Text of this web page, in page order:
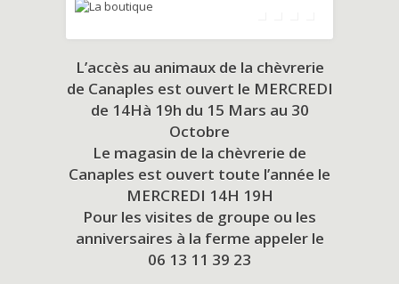
L’accès au animaux de la chèvrerie
de Canaples est ouvert le MERCREDI
de 14Hà 19h du 15 Mars au 30
Octobre
Le magasin de la chèvrerie de
Canaples est ouvert toute l’année le
MERCREDI 14H 19H
Pour les visites de groupe ou les
anniversaires à la ferme appeler le
06 13 11 39 23